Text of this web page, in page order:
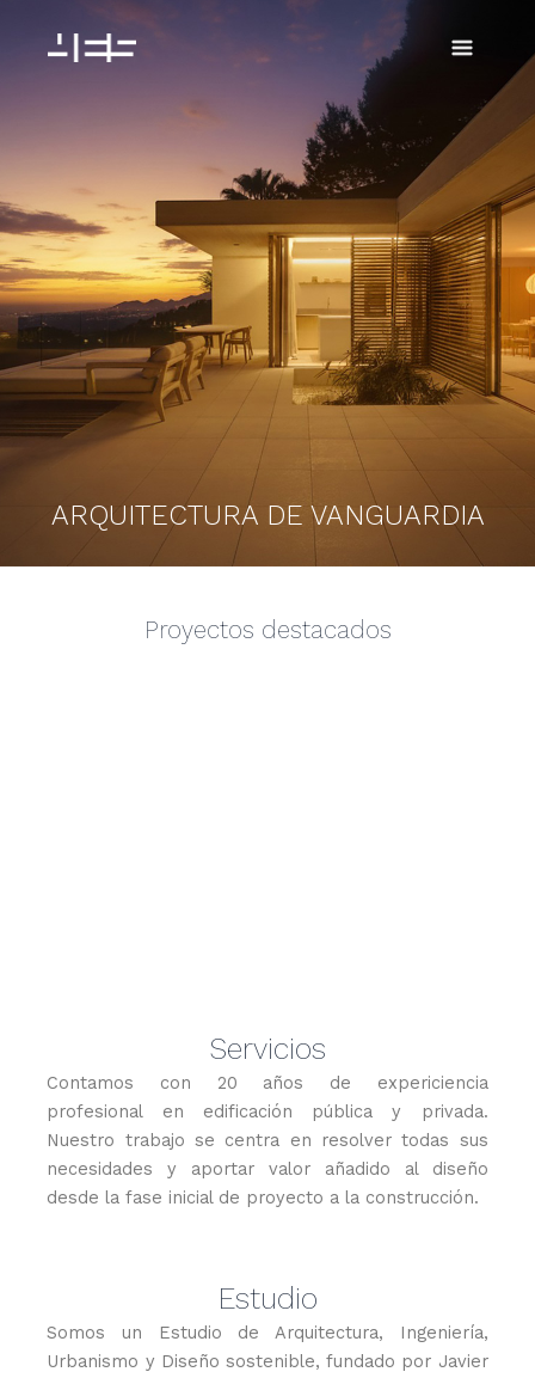
ARQUITECTURA DE VANGUARDIA
Proyectos destacados
Servicios
Contamos con 20 años de expericiencia
profesional en edificación pública y privada.
Nuestro trabajo se centra en resolver todas sus
necesidades y aportar valor añadido al diseño
desde la fase inicial de proyecto a la construcción.
Estudio
Somos un Estudio de Arquitectura, Ingeniería,
Urbanismo y Diseño sostenible, fundado por Javier